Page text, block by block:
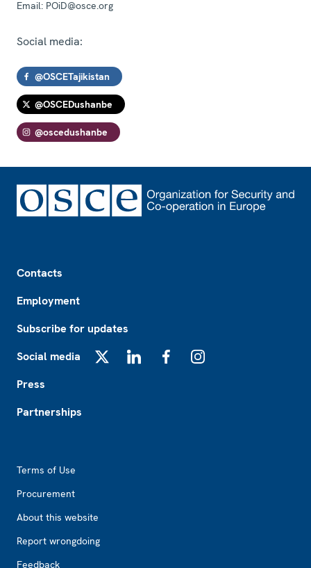
Email: POiD@osce.org
Social media:
@OSCETajikistan
@OSCEDushanbe
@oscedushanbe
Contacts
Employment
Subscribe for updates
Social media
Press
Partnerships
Terms of Use
Procurement
About this website
Report wrongdoing
Feedback